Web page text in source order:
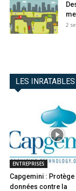
2
LES INRATABLES
ENTREPRISES
Capgemini : Protège
données contre la